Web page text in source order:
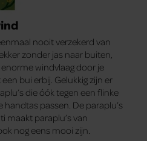
nooit verzekerd van
zonder jas naar buiten,
windvlaag door je
bui erbij. Gelukkig zijn er
die óók tegen een flinke
passen. De paraplu’s
maakt paraplu’s van
nog eens mooi zijn.